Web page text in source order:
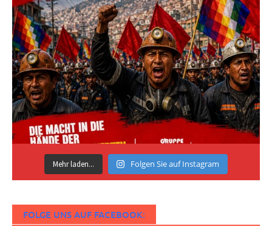
Mehr laden... Folgen Sie auf Instagram
FOLGE UNS AUF FACEBOOK: